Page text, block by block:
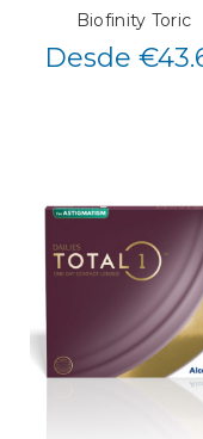
Biofinity Toric
Desde